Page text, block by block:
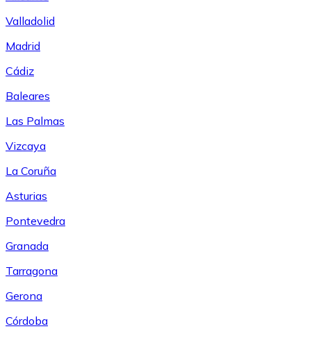
Valladolid
Madrid
Cádiz
Baleares
Las Palmas
Vizcaya
La Coruña
Asturias
Pontevedra
Granada
Tarragona
Gerona
Córdoba